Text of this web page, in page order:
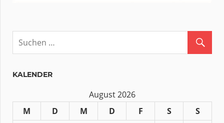
KALENDER
August 2026
M
D M D F S
S